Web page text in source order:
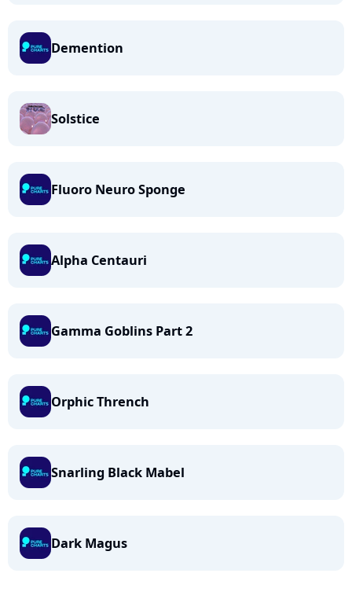
Demention
Solstice
Fluoro Neuro Sponge
Alpha Centauri
Gamma Goblins Part 2
Orphic Thrench
Snarling Black Mabel
Dark Magus